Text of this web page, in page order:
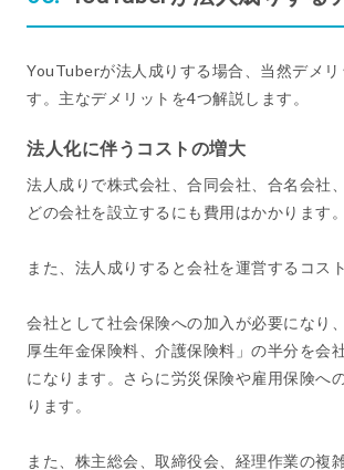
YouTuberが法人成りする場合、当然デメリ
す。主なデメリットを4つ解説します。
法人化に伴うコストの増大
法人成りで株式会社、合同会社、合名会社
どの会社を設立するにも費用はかかります。
また、法人成りすると会社を運営するコス
会社として社会保険への加入が必要になり
厚生年金保険料、介護保険料」の半分を会
になります。さらに労災保険や雇用保険へ
ります。
また、株主総会、取締役会、経理作業の複